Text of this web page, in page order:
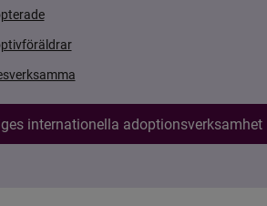
internationella adoptionsverksamhet